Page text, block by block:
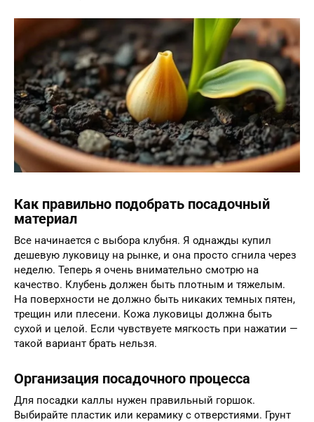
Как правильно подобрать посадочный
материал
Все начинается с выбора клубня. Я однажды купил
дешевую луковицу на рынке, и она просто сгнила через
неделю. Теперь я очень внимательно смотрю на
качество. Клубень должен быть плотным и тяжелым.
На поверхности не должно быть никаких темных пятен,
трещин или плесени. Кожа луковицы должна быть
сухой и целой. Если чувствуете мягкость при нажатии —
такой вариант брать нельзя.
Организация посадочного процесса
Для посадки каллы нужен правильный горшок.
Выбирайте пластик или керамику с отверстиями. Грунт